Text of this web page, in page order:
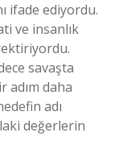
ifade ediyordu.
ve insanlık
savaşta
adım daha
adı
değerlerin